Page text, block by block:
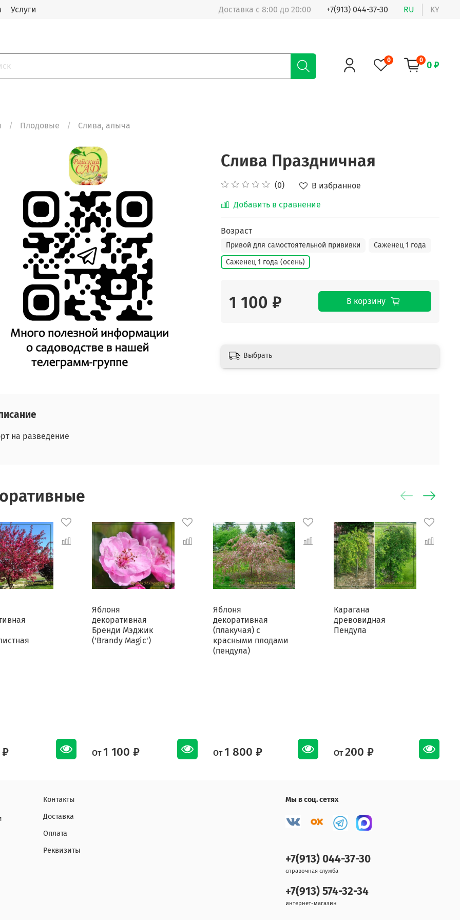
Услуги Доставка с 8:00 до 20:00 +7(913) 044-37-30 RU KY
0 0 0 ₽
Плодовые Слива, алыча
Слива Праздничная
(0)
В избранное
Добавить в сравнение
Возраст
Привой для самостоятельной прививки
Саженец 1 года
Саженец 1 года (осень)
1 100 ₽ В корзину
Выбрать
на разведение
₽
Яблоня
декоративная
Бренди Мэджик
('Brandy Magic')
От 1 100 ₽
Яблоня
декоративная
(плакучая) с
красными плодами
(пендула)
От 1 800 ₽
Карагана
древовидная
Пендула
От 200 ₽
Контакты
Доставка
Оплата
Реквизиты
Мы в соц. сетях
+7(913) 044-37-30
справочная служба
+7(913) 574-32-34
интернет-магазин